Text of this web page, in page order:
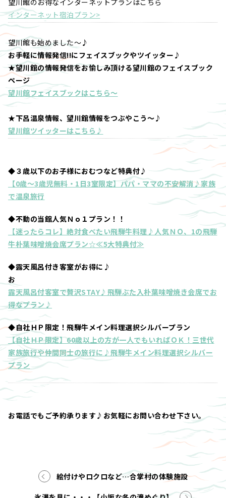
望川館のお得なインターネットプランはこちら
インターネット宿泊プラン>
望川館も始めました～♪
お手軽に情報発信!!にフェイスブックやツイッター♪
★望川館の情報発信をお愉しみ頂ける望川館のフェイスブック
ページ
望川館フェイスブックはこちら～
★下呂温泉情報、望川館情報をつぶやこう～♪
望川館ツイッターはこちら♪
◆３歳以下のお子様におむつなど特典付♪
【0歳～3歳児無料・1日3室限定】パパ・ママの不安解消♪家族
で温泉旅行
◆不動の当館人気Ｎｏ１プラン！！
【迷ったらコレ】絶対食べたい飛騨牛料理♪人気ＮＯ、1の飛騨
牛朴葉味噌焼会席プラン☆≪5大特典付≫
◆露天風呂付き客室がお得に♪
お
露天風呂付客室で贅沢STAY♪飛騨ぶた入朴葉味噌焼き会席でお
得なプラン♪
◆自社ＨＰ限定！飛騨牛メイン料理選択シルバープラン
【自社ＨＰ限定】60歳以上の方が一人でもいればＯＫ！三世代
家族旅行や仲間同士の旅行に♪飛騨牛メイン料理選択シルバー
プラン
お電話でもご予約承ります♪お気軽にお問い合わせ下さい。
絵付けやロクロなど…合掌村の体験施設